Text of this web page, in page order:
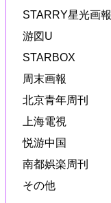
STARRY星光画報
游図U
STARBOX
周末画報
北京青年周刊
上海電視
悦游中国
南都娯楽周刊
その他